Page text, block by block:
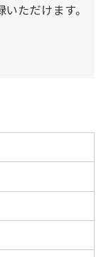
ただけます。